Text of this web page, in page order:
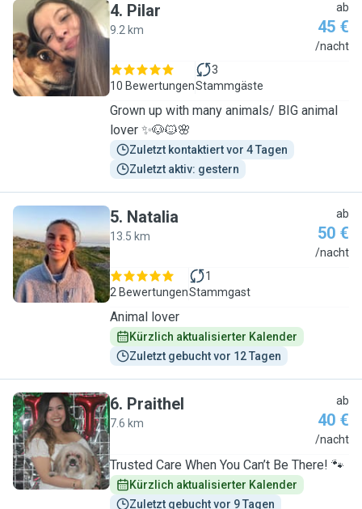
P
4. Pilar
9.2 km
ab
45 €
/nacht
10 Bewertungen
3
Stammgäste
Grown up with many animals/ BIG animal
lover ✨🐶🐱🌸
Zuletzt kontaktiert vor 4 Tagen
Zuletzt aktiv: gestern
N
5. Natalia
13.5 km
ab
50 €
/nacht
2 Bewertungen
1
Stammgast
Animal lover
Kürzlich aktualisierter Kalender
Zuletzt gebucht vor 12 Tagen
P
6. Praithel
7.6 km
ab
40 €
/nacht
Trusted Care When You Can’t Be There! 🐾
Kürzlich aktualisierter Kalender
Zuletzt gebucht vor 9 Tagen